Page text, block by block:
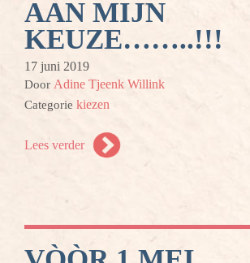
AAN MIJN
KEUZE……..!!!
17 juni 2019
Door Adine Tjeenk Willink
Categorie kiezen
Lees verder